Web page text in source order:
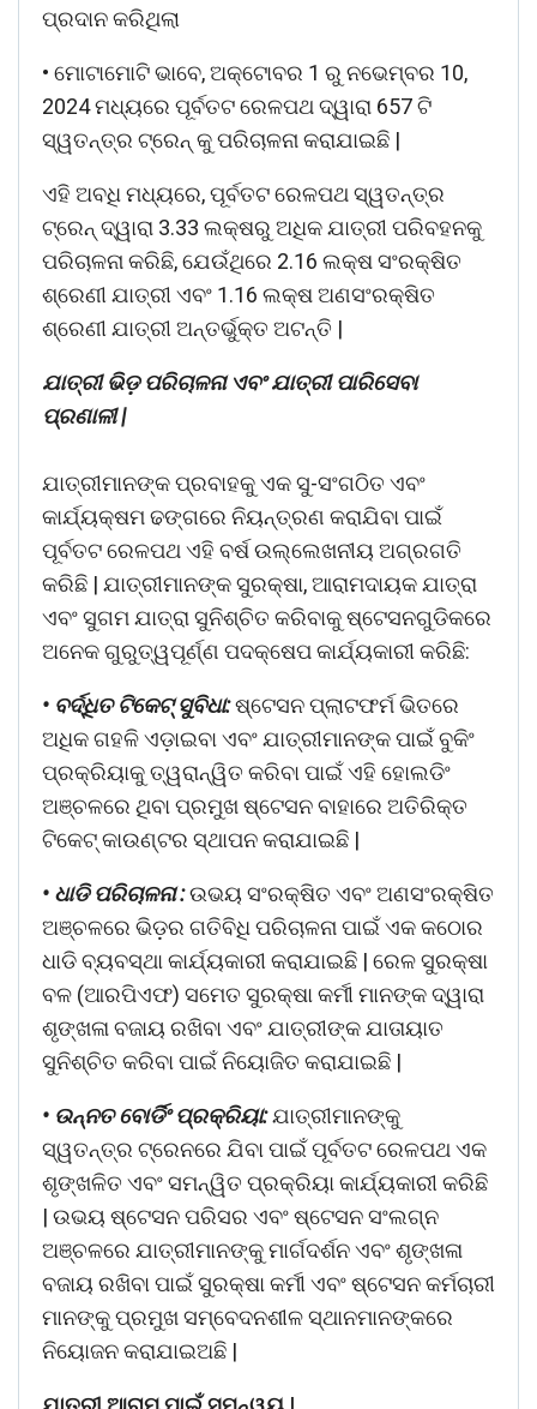
ପ୍ରଦାନ କରିଥିଲା
• ମୋଟାମୋଟି ଭାବେ, ଅକ୍ଟୋବର 1 ରୁ ନଭେମ୍ବର 10,
2024 ମଧ୍ୟରେ ପୂର୍ବତଟ ରେଳପଥ ଦ୍ୱାରା 657 ଟି
ସ୍ୱତନ୍ତ୍ର ଟ୍ରେନ୍ କୁ ପରିଚାଳନା କରାଯାଇଛି |
ଏହି ଅବଧି ମଧ୍ୟରେ, ପୂର୍ବତଟ ରେଳପଥ ସ୍ୱତନ୍ତ୍ର
ଟ୍ରେନ୍ ଦ୍ୱାରା 3.33 ଲକ୍ଷରୁ ଅଧିକ ଯାତ୍ରୀ ପରିବହନକୁ
ପରିଚାଳନା କରିଛି, ଯେଉଁଥିରେ 2.16 ଲକ୍ଷ ସଂରକ୍ଷିତ
ଶ୍ରେଣୀ ଯାତ୍ରୀ ଏବଂ 1.16 ଲକ୍ଷ ଅଣସଂରକ୍ଷିତ
ଶ୍ରେଣୀ ଯାତ୍ରୀ ଅନ୍ତର୍ଭୁକ୍ତ ଅଟନ୍ତି |
ଯାତ୍ରୀ ଭିଡ଼ ପରିଚାଳନା ଏବଂ ଯାତ୍ରୀ ପାରିସେବା
ପ୍ରଣାଳୀ |
ଯାତ୍ରୀମାନଙ୍କ ପ୍ରବାହକୁ ଏକ ସୁ-ସଂଗଠିତ ଏବଂ
କାର୍ଯ୍ୟକ୍ଷମ ଢଙ୍ଗରେ ନିୟନ୍ତ୍ରଣ କରାଯିବା ପାଇଁ
ପୂର୍ବତଟ ରେଳପଥ ଏହି ବର୍ଷ ଉଲ୍ଲେଖନୀୟ ଅଗ୍ରଗତି
କରିଛି | ଯାତ୍ରୀମାନଙ୍କ ସୁରକ୍ଷା, ଆରାମଦାୟକ ଯାତ୍ରା
ଏବଂ ସୁଗମ ଯାତ୍ରା ସୁନିଶ୍ଚିତ କରିବାକୁ ଷ୍ଟେସନଗୁଡିକରେ
ଅନେକ ଗୁରୁତ୍ୱପୂର୍ଣ୍ଣ ପଦକ୍ଷେପ କାର୍ଯ୍ୟକାରୀ କରିଛି:
• ବର୍ଦ୍ଧିତ ଟିକେଟ୍ ସୁବିଧା:ଷ୍ଟେସନ ପ୍ଲାଟଫର୍ମ ଭିତରେ
ଅଧିକ ଗହଳି ଏଡ଼ାଇବା ଏବଂ ଯାତ୍ରୀମାନଙ୍କ ପାଇଁ ବୁକିଂ
ପ୍ରକ୍ରିୟାକୁ ତ୍ୱରାନ୍ୱିତ କରିବା ପାଇଁ ଏହି ହୋଲଡିଂ
ଅଞ୍ଚଳରେ ଥିବା ପ୍ରମୁଖ ଷ୍ଟେସନ ବାହାରେ ଅତିରିକ୍ତ
ଟିକେଟ୍ କାଉଣ୍ଟର ସ୍ଥାପନ କରାଯାଇଛି |
• ଧାଡି ପରିଚାଳନା :ଉଭୟ ସଂରକ୍ଷିତ ଏବଂ ଅଣସଂରକ୍ଷିତ
ଅଞ୍ଚଳରେ ଭିଡ଼ର ଗତିବିଧି ପରିଚାଳନା ପାଇଁ ଏକ କଠୋର
ଧାଡି ବ୍ୟବସ୍ଥା କାର୍ଯ୍ୟକାରୀ କରାଯାଇଛି | ରେଳ ସୁରକ୍ଷା
ବଳ (ଆରପିଏଫ) ସମେତ ସୁରକ୍ଷା କର୍ମୀ ମାନଙ୍କ ଦ୍ୱାରା
ଶୃଙ୍ଖଳା ବଜାୟ ରଖିବା ଏବଂ ଯାତ୍ରୀଙ୍କ ଯାତାୟାତ
ସୁନିଶ୍ଚିତ କରିବା ପାଇଁ ନିୟୋଜିତ କରାଯାଇଛି |
• ଉନ୍ନତ ବୋର୍ଡିଂ ପ୍ରକ୍ରିୟା:ଯାତ୍ରୀମାନଙ୍କୁ
ସ୍ୱତନ୍ତ୍ର ଟ୍ରେନରେ ଯିବା ପାଇଁ ପୂର୍ବତଟ ରେଳପଥ ଏକ
ଶୃଙ୍ଖଳିତ ଏବଂ ସମନ୍ୱିତ ପ୍ରକ୍ରିୟା କାର୍ଯ୍ୟକାରୀ କରିଛି
| ଉଭୟ ଷ୍ଟେସନ ପରିସର ଏବଂ ଷ୍ଟେସନ ସଂଲଗ୍ନ
ଅଞ୍ଚଳରେ ଯାତ୍ରୀମାନଙ୍କୁ ମାର୍ଗଦର୍ଶନ ଏବଂ ଶୃଙ୍ଖଳା
ବଜାୟ ରଖିବା ପାଇଁ ସୁରକ୍ଷା କର୍ମୀ ଏବଂ ଷ୍ଟେସନ କର୍ମଚାରୀ
ମାନଙ୍କୁ ପ୍ରମୁଖ ସମ୍ବେଦନଶୀଳ ସ୍ଥାନମାନଙ୍କରେ
ନିୟୋଜନ କରାଯାଇଅଛି |